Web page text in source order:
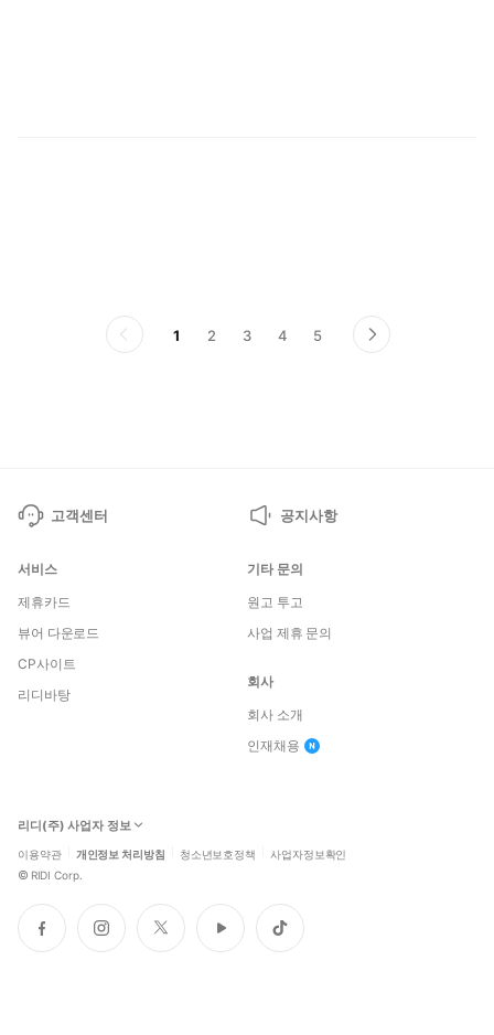
전
1 2 3 4 5
다
음
고객센터 공지사항
서비스
제휴카드
뷰어 다운로드
CP사이트
리디바탕
기타 문의
원고 투고
사업 제휴 문의
회사
회사 소개
인재채용
리디(주) 사업자 정보
이용약관 개인정보 처리방침 청소년보호정책 사업자정보확인
© RIDI Corp.
페
이
인
스
트
위
유
튜
틱
톡